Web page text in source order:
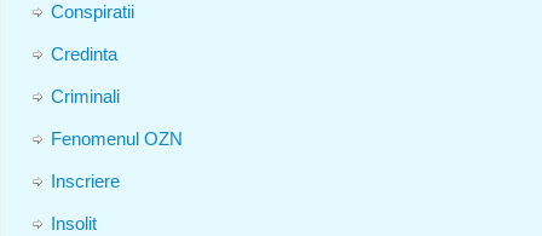
Conspiratii
Credinta
Criminali
Fenomenul OZN
Inscriere
Insolit